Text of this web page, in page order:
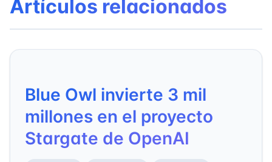
Artículos relacionados
Blue Owl invierte 3 mil
millones en el proyecto
Stargate de OpenAI